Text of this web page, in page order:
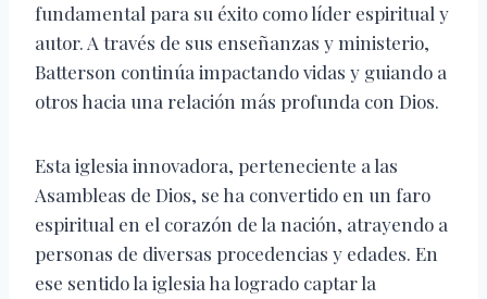
fundamental para su éxito como líder espiritual y
autor. A través de sus enseñanzas y ministerio,
Batterson continúa impactando vidas y guiando a
otros hacia una relación más profunda con Dios.
Esta iglesia innovadora, perteneciente a las
Asambleas de Dios, se ha convertido en un faro
espiritual en el corazón de la nación, atrayendo a
personas de diversas procedencias y edades. En
ese sentido la iglesia ha logrado captar la